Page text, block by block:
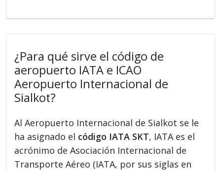
¿Para qué sirve el código de
aeropuerto IATA e ICAO
Aeropuerto Internacional de
Sialkot?
Al Aeropuerto Internacional de Sialkot se le
ha asignado el código IATA SKT, IATA es el
acrónimo de Asociación Internacional de
Transporte Aéreo (IATA, por sus siglas en